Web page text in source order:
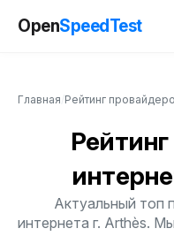
OpenSpeedTest
Главная Рейтинг
Актуальный топ
интернета г. Arthès.